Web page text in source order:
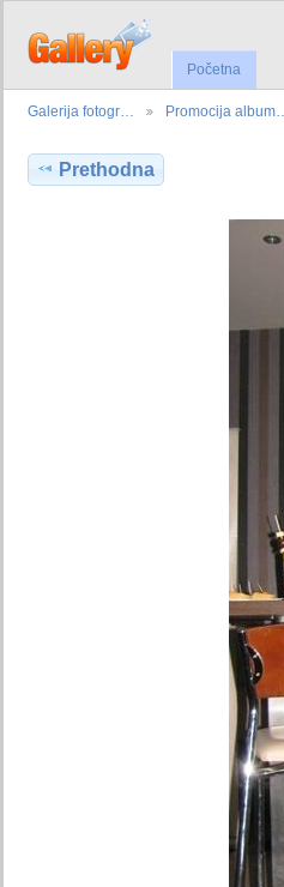
Početna
Galerija fotogr… Promocija album…
Prethodna